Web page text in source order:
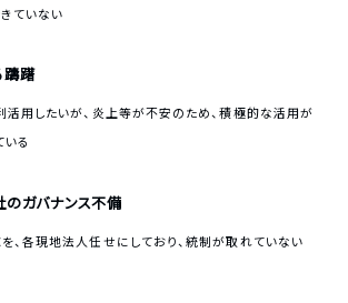
ていない
躊躇
活用したいが、炎上等が不安のため、積極的な活用が
る
ガバナンス不備
、各現地法人任せにしており、統制が取れていない